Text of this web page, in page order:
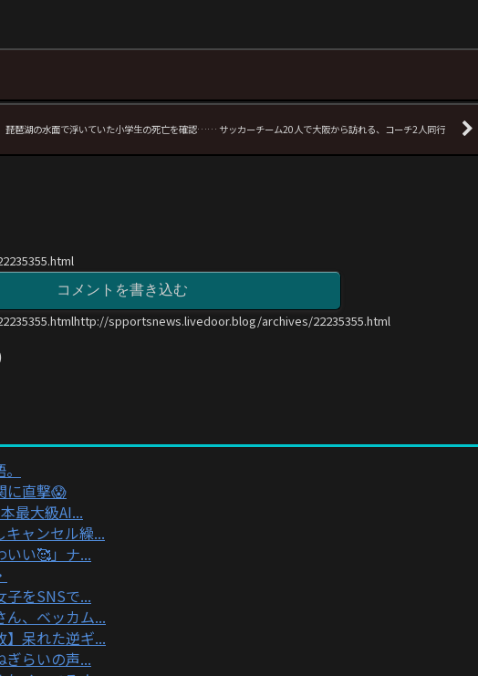
琵琶湖の水面で浮いていた小学生の死亡を確認…… サッカーチーム20人で大阪から訪れる、コーチ2人同行
コメントを書き込む
spportsnews.livedoor.blog/archives/22235355.html
に直撃😱
最大級AI...
ャンセル繰...
いい🥰」ナ...
子をSNSで...
ん、ベッカム...
】呆れた逆ギ...
ぎらいの声...